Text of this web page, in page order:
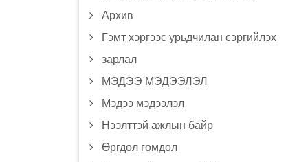
Архив
Гэмт хэргээс урьдчилан сэргийлэх
зарлал
МЭДЭЭ МЭДЭЭЛЭЛ
Мэдээ мэдээлэл
Нээлттэй ажлын байр
Өргдөл гомдол